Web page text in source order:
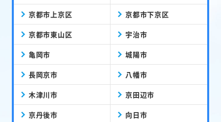
京都市上京区 京都市下京区
京都市東山区 宇治市
亀岡市 城陽市
長岡京市 八幡市
木津川市 京田辺市
京丹後市 向日市